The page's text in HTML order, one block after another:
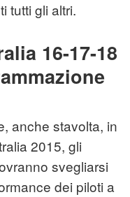
tutti gli altri.
16-17-18
anche stavolta, in
2015, gli
svegliarsi
dei piloti a